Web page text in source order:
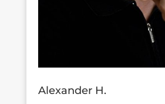
Alexander H.